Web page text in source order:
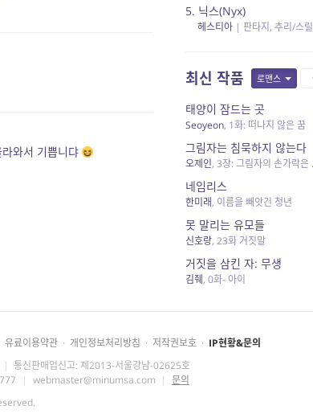
와서 기쁩니댜
5. 닉스(Nyx)
헤스티아| 판타지, 추리/스릴러
최신 작품 로맨스
태양이 잠드는 곳
Seoyeon, 1화: 떠나지 않은 꿈
그림자는 침묵하지 않는다
오제인, 3장: 그림자의 손가락은 흑건
네임리스
한미래, 이름을 빼앗긴 청년
못 말리는 유모들
신호랑, 23화 거짓말
거짓을 삼킨 자: 무생
김줴, 0화- 아이
유료이용약관 · 개인정보처리방침 · 저작권보호 · IP현황&문의
| 통신판매업신고: 제2013-서울강남-02625호
| webmaster@minumsa.com | 문의